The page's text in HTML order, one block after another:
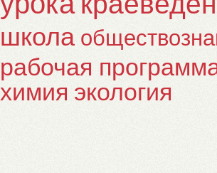
школа
рабочая
химия экология